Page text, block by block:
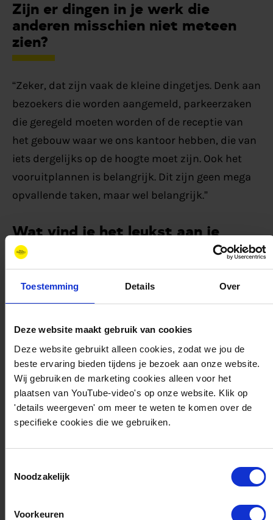
Toestemming Details Over
Deze website maakt gebruik van cookies
Deze website gebruikt alleen cookies, zodat we jou de
beste ervaring bieden tijdens je bezoek aan onze website.
Wij gebruiken de marketing cookies alleen voor het
plaatsen van YouTube-video's op onze website. Klik op
'details weergeven' om meer te weten te komen over de
specifieke cookies die we gebruiken.
Noodzakelijk
Voorkeuren
Zijn er dingen in je werk die
anderen misschien niet meteen
zien?
“Zeker, dat zijn vaak de kleine dingetjes. Denk aan
bezoekers die worden aangemeld, parkeerzaken
die geregeld moeten worden of de receptie van
het gebouw waar we ons kantoor hebben, die van
iets dergelijks op de hoogte moet zijn. Ook het
vooruitplannen is belangrijk. Dit zijn geen mega
opvallende taken, maar wel belangrijk.”
Wat vind je het leukst aan je
werk?
Ik vind het leuk overal een beetje bij betrokken te
in de organisatie, ook op strategisch niveau.
Daardoor zie ik het grote plaatje en begrijp ik
waarom bepaalde afspraken of projecten
prioriteit hebben. Dat motiveert mij enorm.Ook
vind ik
leuk dat ik dit ook allemaal mag
toepassen bij Wind meetsGas.”
En wat vind je het leukste aan
New Energy Coalition?
De sfeer binnen New Energy